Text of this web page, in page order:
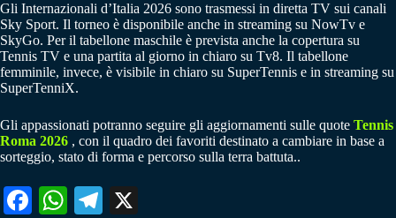
Gli Internazionali d’Italia 2026 sono trasmessi in diretta TV sui canali
Sky Sport. Il torneo è disponibile anche in streaming su NowTv e
SkyGo. Per il tabellone maschile è prevista anche la copertura su
Tennis TV e una partita al giorno in chiaro su Tv8. Il tabellone
femminile, invece, è visibile in chiaro su SuperTennis e in streaming su
SuperTenniX.
Gli appassionati potranno seguire gli aggiornamenti sulle quote Tennis
Roma 2026 , con il quadro dei favoriti destinato a cambiare in base a
sorteggio, stato di forma e percorso sulla terra battuta..
Fa W
Te